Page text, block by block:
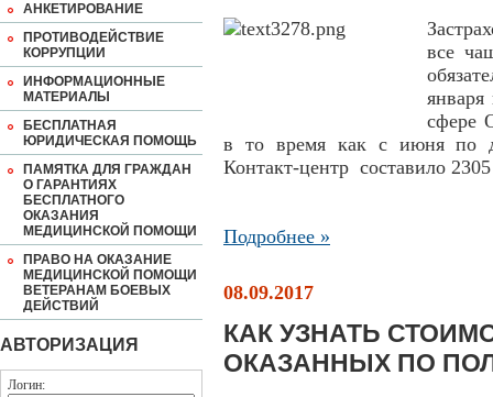
АНКЕТИРОВАНИЕ
ПРОТИВОДЕЙСТВИЕ
КОРРУПЦИИ
ИНФОРМАЦИОННЫЕ
МАТЕРИАЛЫ
БЕСПЛАТНАЯ
ЮРИДИЧЕСКАЯ ПОМОЩЬ
ПАМЯТКА ДЛЯ ГРАЖДАН
О ГАРАНТИЯХ
БЕСПЛАТНОГО
ОКАЗАНИЯ
МЕДИЦИНСКОЙ ПОМОЩИ
ПРАВО НА ОКАЗАНИЕ
МЕДИЦИНСКОЙ ПОМОЩИ
ВЕТЕРАНАМ БОЕВЫХ
ДЕЙСТВИЙ
АВТОРИЗАЦИЯ
Логин:
все
января
сфере
в то время как с июня по
Контакт-центр составило
Подробнее »
08.09.2017
КАК УЗНАТЬ
ОКАЗАННЫХ ПО